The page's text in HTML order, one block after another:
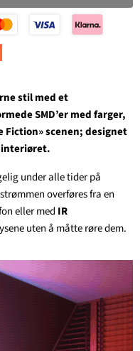
stil med et
SMD’er med farger,
Fiction» scenen; designet
interiøret.
under alle tider på
overføres fra en
eller medIR
uten å måtte røre dem.